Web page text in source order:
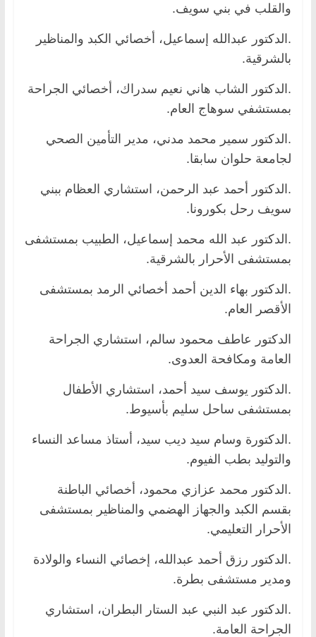
والقلب في بني سويف.
.الدكتور عبدالله إسماعيل، أخصائي الكبد والمناظير
بالشرقية.
.الدكتور الشاب هاني نعيم سدراك، أخصائي الجراحة
بمستشفي سوهاج العام.
.الدكتور سمير محمد مدني، مدير التأمين الصحي
لجامعة حلوان سابقا.
.الدكتور أحمد عبد الرحمن، استشاري العظام ببني
سويف رحل بكورونا.
.الدكتور عبد الله محمد إسماعيل، الطبيب بمستشفى
بمستشفى الأحرار بالشرقية.
.الدكتور بهاء الدين أحمد أخصائي الرمد بمستشفى
الأقصر العام.
الدكتور عاطف محمود سالم، استشاري الجراحة
العامة ومكافحة العدوى.
.الدكتور يوسف سيد أحمد، استشاري الأطفال
بمستشفى ساحل سليم بأسيوط.
.الدكتورة وسام سيد ديب سيد، أستاذ مساعد النساء
والتوليد بطب الفيوم.
.الدكتور محمد عزازي محمود، أخصائي الباطنة
بقسم الكبد والجهاز الهضمي والمناظير بمستشفى
الأحرار التعليمي.
.الدكتور رزق أحمد عبدالله، إخصائي النساء والولادة
ومدير مستشفى بطرة.
.الدكتور عبد النبي عبد الستار البطران، استشاري
الجراحة العامة.